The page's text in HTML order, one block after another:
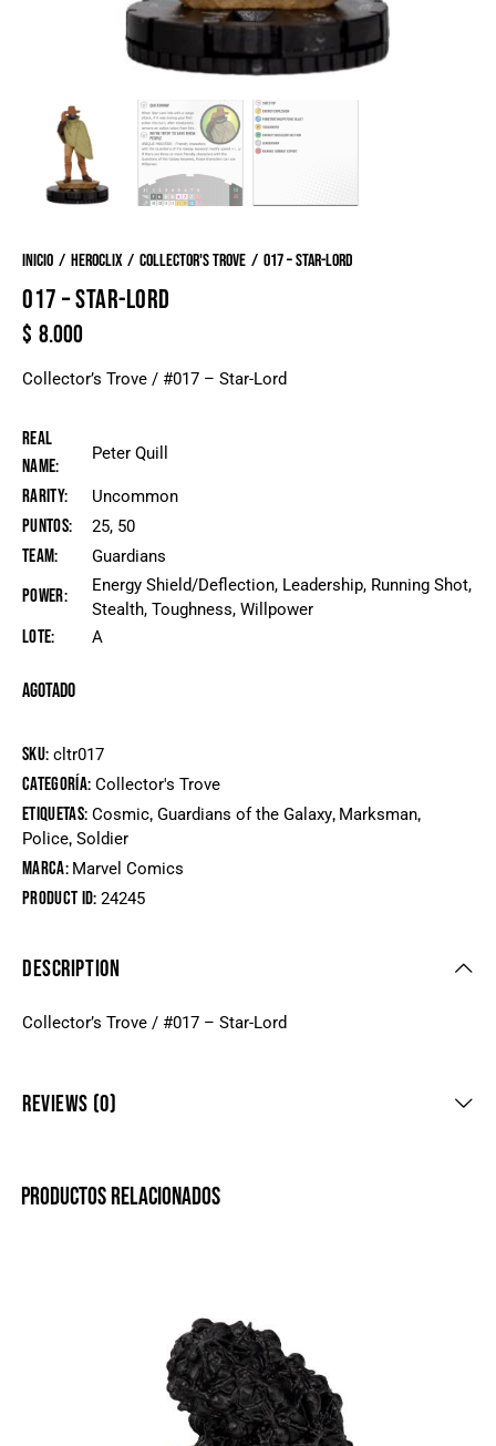
Inicio Heroclix Collector's Trove 017 – Star-Lord
017 – STAR-LORD
$ 8.000
Collector’s Trove / #017 – Star-Lord
Real
Name
Peter Quill
Rarity Uncommon
Puntos 25, 50
Team Guardians
Power
Energy Shield/Deflection, Leadership, Running Shot,
Stealth, Toughness, Willpower
Lote A
Agotado
SKU: cltr017
Categoría: Collector's Trove
Etiquetas: Cosmic, Guardians of the Galaxy, Marksman,
Police, Soldier
Marca: Marvel Comics
Product ID:24245
DESCRIPTION
Collector’s Trove / #017 – Star-Lord
REVIEWS (0)
PRODUCTOS RELACIONADOS